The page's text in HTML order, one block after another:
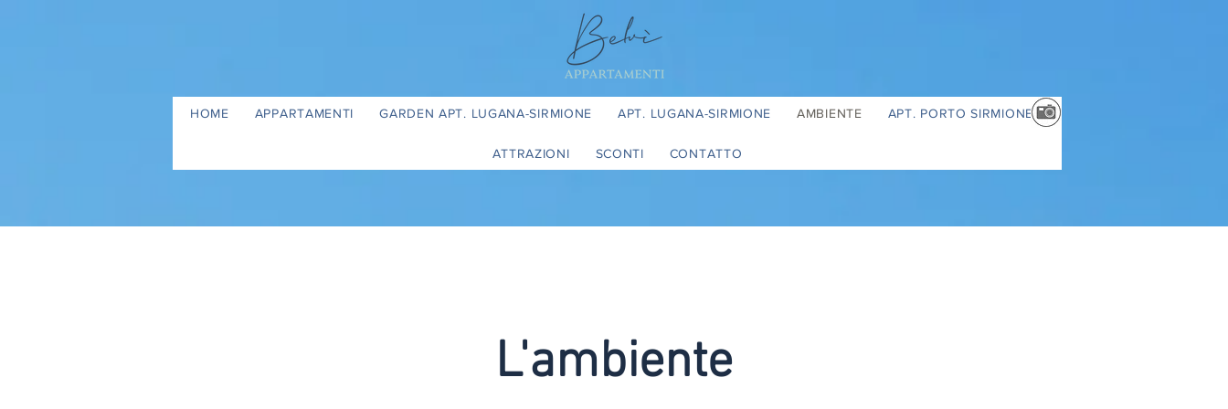
HOME APPARTAMENTI GARDEN APT. LUGANA-SIRMIONE APT. LUGANA-SIRMIONE AMBIENTE APT. PORTO SIRMIONE II
ATTRAZIONI SCONTI CONTATTO
L'ambiente